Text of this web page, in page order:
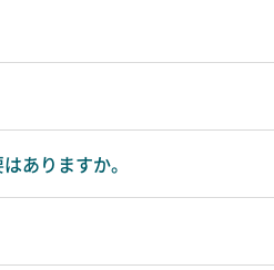
ありますか。